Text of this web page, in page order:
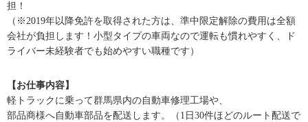
担！
（※2019年以降免許を取得された方は、準中限定解除の費用は全額
会社が負担します！小型タイプの車両なので運転も慣れやすく、ド
ライバー未経験者でも始めやすい職種です）
【お仕事内容】
軽トラックに乗って群馬県内の自動車修理工場や、
部品商様へ自動車部品を配送します。（1日30件ほどのルート配送で